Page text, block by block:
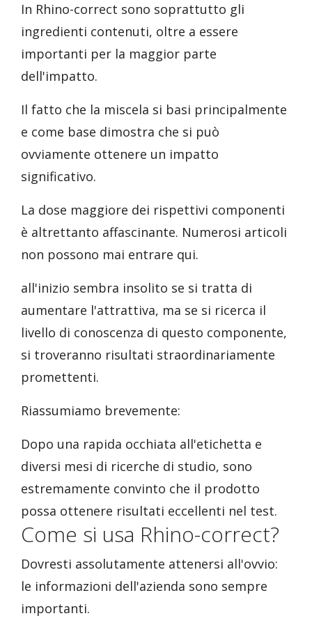
In Rhino-correct sono soprattutto gli
ingredienti contenuti, oltre a essere
importanti per la maggior parte
dell'impatto.
Il fatto che la miscela si basi principalmente
e come base dimostra che si può
ovviamente ottenere un impatto
significativo.
La dose maggiore dei rispettivi componenti
è altrettanto affascinante. Numerosi articoli
non possono mai entrare qui.
all'inizio sembra insolito se si tratta di
aumentare l'attrattiva, ma se si ricerca il
livello di conoscenza di questo componente,
si troveranno risultati straordinariamente
promettenti.
Riassumiamo brevemente:
Dopo una rapida occhiata all'etichetta e
diversi mesi di ricerche di studio, sono
estremamente convinto che il prodotto
possa ottenere risultati eccellenti nel test.
Come si usa Rhino-correct?
Dovresti assolutamente attenersi all'ovvio:
le informazioni dell'azienda sono sempre
importanti.